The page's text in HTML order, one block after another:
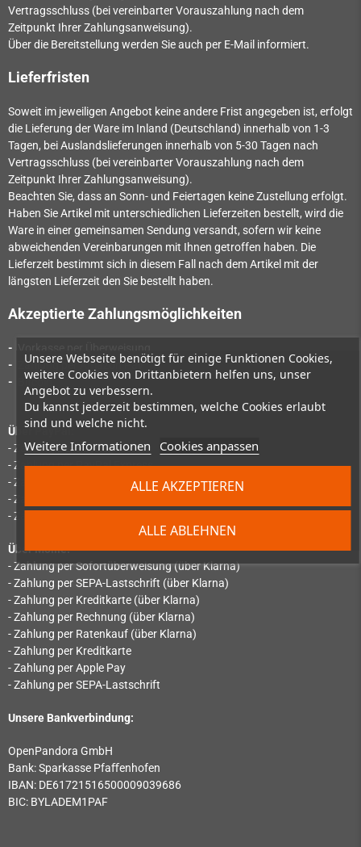
Unsere Webseite benötigt für einige Funktionen Cookies,
weitere Cookies von Drittanbietern helfen uns, unser
Angebot zu verbessern.
Du kannst jederzeit bestimmen, welche Cookies erlaubt
sind und welche nicht.
Weitere Informationen Cookies anpassen
ALLE ABLEHNEN
ALLE AKZEPTIEREN
Vertragsschluss (bei vereinbarter Vorauszahlung nach dem
Zeitpunkt Ihrer Zahlungsanweisung).
Über die Bereitstellung werden Sie auch per E-Mail informiert.
Lieferfristen
Soweit im jeweiligen Angebot keine andere Frist angegeben ist, erfolgt
die Lieferung der Ware im Inland (Deutschland) innerhalb von 1-3
Tagen, bei Auslandslieferungen innerhalb von 5-30 Tagen nach
Vertragsschluss (bei vereinbarter Vorauszahlung nach dem
Zeitpunkt Ihrer Zahlungsanweisung).
Beachten Sie, dass an Sonn- und Feiertagen keine Zustellung erfolgt.
Haben Sie Artikel mit unterschiedlichen Lieferzeiten bestellt, wird die
Ware in einer gemeinsamen Sendung versandt, sofern wir keine
abweichenden Vereinbarungen mit Ihnen getroffen haben. Die
Lieferzeit bestimmt sich in diesem Fall nach dem Artikel mit der
längsten Lieferzeit den Sie bestellt haben.
Akzeptierte Zahlungsmöglichkeiten
-
- Zahlung per Amazon Pay
-
Bitcoin
Über PayPal:
- Zahlung per PayPal
- Zahlung per PayPal Express
- Zahlung per SEPA-Lastschrift
- Zahlung per "Später bezahlen"
- Zahlung per Ratenzahlung
Über Mollie:
- Zahlung per Sofortüberweisung (über Klarna)
- Zahlung per SEPA-Lastschrift (über Klarna)
- Zahlung per Kreditkarte (über Klarna)
- Zahlung per Rechnung (über Klarna)
- Zahlung per Ratenkauf (über Klarna)
- Zahlung per Kreditkarte
- Zahlung per Apple Pay
- Zahlung per SEPA-Lastschrift
Unsere Bankverbindung:
OpenPandora GmbH
Bank: Sparkasse Pfaﬀenhofen
IBAN: DE61721516500009039686
BIC: BYLADEM1PAF